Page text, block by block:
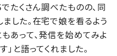
たくさん調べたものの、同
した。在宅で娘を看るよう
あって、発信を始めてみよ
と語ってくれました。